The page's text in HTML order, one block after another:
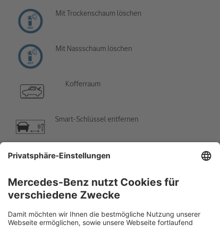
Mit Trockenschaum löschen
Mit Nassschaum löschen
Kofferraum
Smart-Schlüssel entfernen
Klimaanlage
Gefahr, niedrige Temperatur